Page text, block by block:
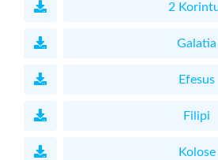
2
Galatia
Efesus
Filipi
Kolose